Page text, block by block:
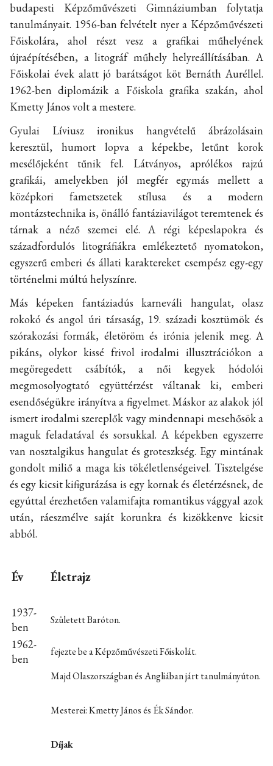
budapesti Képzőművészeti Gimnáziumban folytatja
tanulmányait. 1956-ban felvételt nyer a Képzőművészeti
Főiskolára, ahol részt vesz a grafikai műhelyének
újraépítésében, a litográf műhely helyreállításában. A
Főiskolai évek alatt jó barátságot köt Bernáth Auréllel.
1962-ben diplomázik a Főiskola grafika szakán, ahol
Kmetty János volt a mestere.
Gyulai Líviusz ironikus hangvételű ábrázolásain
keresztül, humort lopva a képekbe, letűnt korok
mesélőjeként tűnik fel. Látványos, aprólékos rajzú
grafikái, amelyekben jól megfér egymás mellett a
középkori fametszetek stílusa és a modern
montázstechnika is, önálló fantáziavilágot teremtenek és
tárnak a néző szemei elé. A régi képeslapokra és
századfordulós litográfiákra emlékeztető nyomatokon,
egyszerű emberi és állati karaktereket csempész egy-egy
történelmi múltú helyszínre.
Más képeken fantáziadús karneváli hangulat, olasz
rokokó és angol úri társaság, 19. századi kosztümök és
szórakozási formák, életöröm és irónia jelenik meg. A
pikáns, olykor kissé frivol irodalmi illusztrációkon a
megöregedett csábítók, a női kegyek hódolói
megmosolyogtató együttérzést váltanak ki, emberi
esendőségükre irányítva a figyelmet. Máskor az alakok jól
ismert irodalmi szereplők vagy mindennapi mesehősök a
maguk feladatával és sorsukkal. A képekben egyszerre
van nosztalgikus hangulat és groteszkség. Egy mintának
gondolt miliő a maga kis tökéletlenségeivel. Tisztelgése
és egy kicsit kifigurázása is egy kornak és életérzésnek, de
egyúttal érezhetően valamifajta romantikus vággyal azok
után, ráeszmélve saját korunkra és kizökkenve kicsit
abból.
Év Életrajz
1937-
ben
Született Baróton.
1962-
ben
fejezte be a Képzőművészeti Főiskolát.
Majd Olaszországban és Angliában járt tanulmányúton.
Mesterei: Kmetty János és Ék Sándor.
Díjak